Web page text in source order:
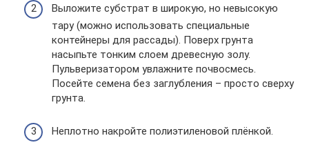
Выложите субстрат в широкую, но невысокую
тару (можно использовать специальные
контейнеры для рассады). Поверх грунта
насыпьте тонким слоем древесную золу.
Пульверизатором увлажните почвосмесь.
Посейте семена без заглубления – просто сверху
грунта.
Неплотно накройте полиэтиленовой плёнкой.